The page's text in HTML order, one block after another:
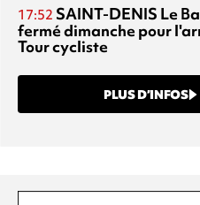
17:52 SAINT-DENIS Le
fermé dimanche pour
Tour cycliste
PLUS D’INFOS